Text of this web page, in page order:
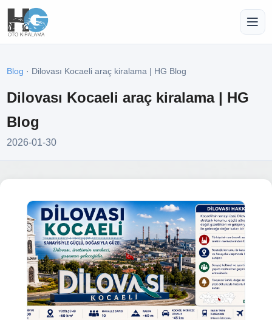
Blog · Dilovası Kocaeli araç kiralama | HG Blog
Dilovası Kocaeli araç kiralama | HG
Blog
2026-01-30